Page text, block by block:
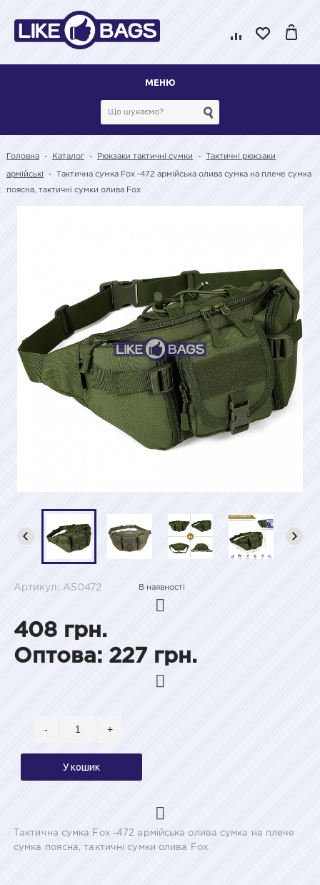
МЕНЮ
Головна - Каталог - Рюкзаки тактичні сумки - Тактичні рюкзаки
армійські - Тактична сумка Fox -472 армійська олива сумка на плече сумка
поясна, тактичні сумки олива Fox
Артикул: A50472 В наявності
408 грн.
Оптова: 227 грн.
- +
У кошик
Тактична сумка Fox -472 армійська олива сумка на плече
сумка поясна, тактичні сумки олива Fox